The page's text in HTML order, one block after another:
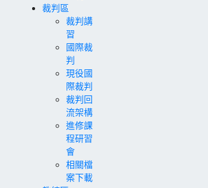
裁判區
裁判講
習
國際裁
判
現役國
際裁判
裁判回
流架構
進修課
程研習
會
相關檔
案下載